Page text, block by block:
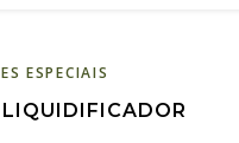
ESPECIAIS